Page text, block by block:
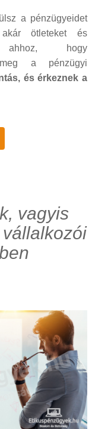
a pénzügyeidet
ötleteket és
ahhoz, hogy
a pénzügyi
és érkeznek a
vagyis